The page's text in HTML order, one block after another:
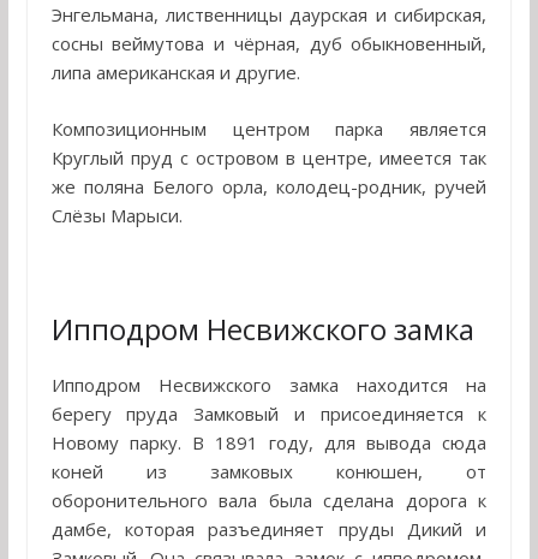
Энгельмана, лиственницы даурская и сибирская,
сосны веймутова и чёрная, дуб обыкновенный,
липа американская и другие.
Композиционным центром парка является
Круглый пруд с островом в центре, имеется так
же поляна Белого орла, колодец-родник, ручей
Слёзы Марыси.
Ипподром Несвижского замка
Ипподром Несвижского замка находится на
берегу пруда Замковый и присоединяется к
Новому парку. В 1891 году, для вывода сюда
коней из замковых конюшен, от
оборонительного вала была сделана дорога к
дамбе, которая разъединяет пруды Дикий и